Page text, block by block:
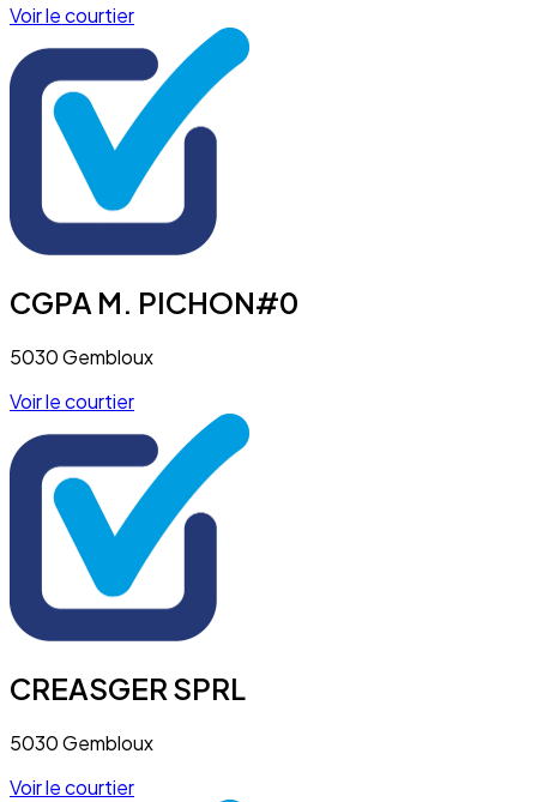
Voir le courtier
CGPA M. PICHON#0
5030 Gembloux
Voir le courtier
CREASGER SPRL
5030 Gembloux
Voir le courtier